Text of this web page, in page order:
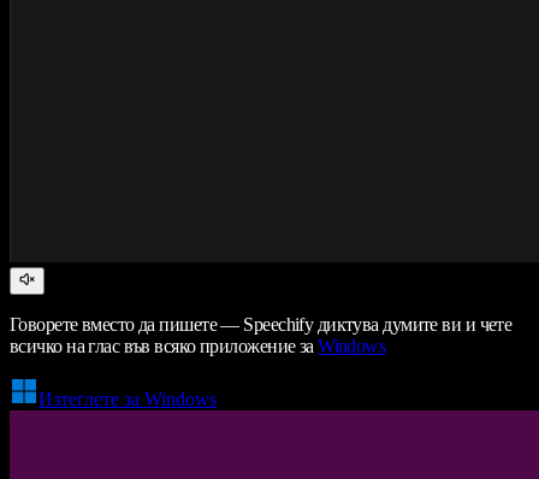
Говорете вместо да пишете — Speechify диктува думите ви и чете
всичко на глас във всяко приложение заWindows
Изтеглете за Windows